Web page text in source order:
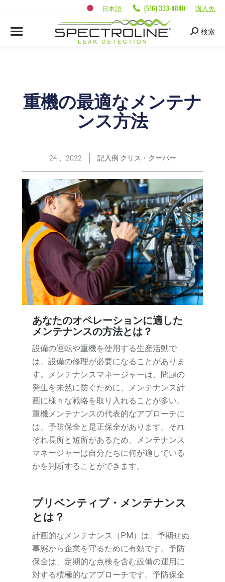
日本語 (516) 333-4840 購入先
検索
重機の最適なメンテナ
ンス方法
24 、2022 記入例 クリス・クーパー
あなたのオペレーションに適した
メンテナンスの方法とは？
設備の運転や重機を使用する生産活動で
は、設備の修理が必要になることがありま
す。メンテナンスマネージャーは、問題の
発生を未然に防ぐために、メンテナンス計
画に様々な戦略を取り入れることが多い。
重機メンテナンスの代表的なアプローチに
は、予防保全と是正保全があります。それ
ぞれ長所と短所があるため、メンテナンス
マネージャーは自分たちに何が適している
かを判断することができます。
プリベンティブ・メンテナンス
とは？
計画的なメンテナンス（PM）は、予期せぬ
事態から企業を守るために有効です。予防
保全は、定期的な点検を含む設備の運用に
対する積極的なアプローチです。予防保全